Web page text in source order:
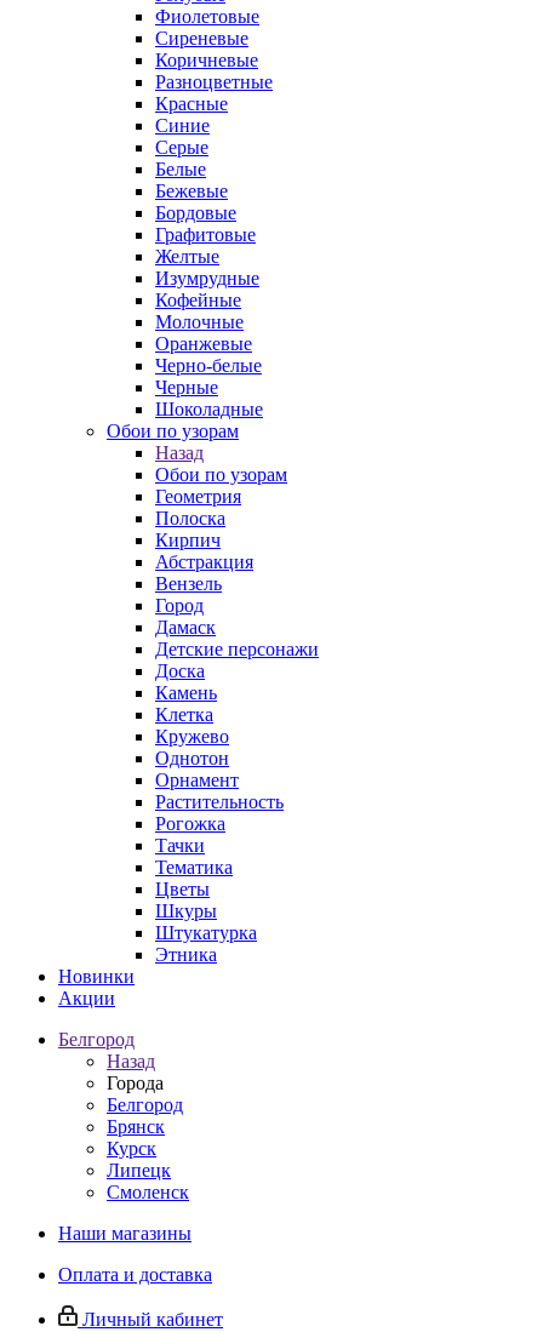
Фиолетовые
Сиреневые
Коричневые
Разноцветные
Красные
Синие
Серые
Белые
Бежевые
Бордовые
Графитовые
Желтые
Изумрудные
Кофейные
Молочные
Оранжевые
Черно-белые
Черные
Шоколадные
Обои по узорам
Назад
Обои по узорам
Геометрия
Полоска
Кирпич
Абстракция
Вензель
Город
Дамаск
Детские персонажи
Доска
Камень
Клетка
Кружево
Однотон
Орнамент
Растительность
Рогожка
Тачки
Тематика
Цветы
Шкуры
Штукатурка
Этника
Новинки
Акции
Белгород
Назад
Города
Белгород
Брянск
Курск
Липецк
Смоленск
Наши магазины
Оплата и доставка
Личный кабинет